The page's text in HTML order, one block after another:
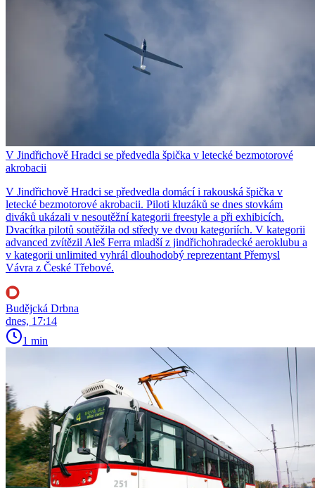
V Jindřichově Hradci se předvedla špička v letecké bezmotorové
akrobacii
V Jindřichově Hradci se předvedla domácí i rakouská špička v
letecké bezmotorové akrobacii. Piloti kluzáků se dnes stovkám
diváků ukázali v nesoutěžní kategorii freestyle a při exhibicích.
Dvacítka pilotů soutěžila od středy ve dvou kategoriích. V kategorii
advanced zvítězil Aleš Ferra mladší z jindřichohradecké aeroklubu a
v kategorii unlimited vyhrál dlouhodobý reprezentant Přemysl
Vávra z České Třebové.
Budějcká Drbna
dnes, 17:14
1 min